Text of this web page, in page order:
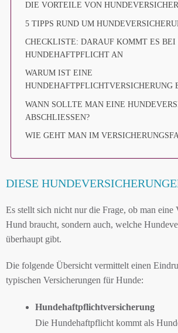
DIE VORTEILE VON
5 TIPPS RUND UM
CHECKLISTE: DARAUF KOMMT ES BEI
HUNDEHAFTPFLICHT AN
WARUM IST EINE
HUNDEHAFTPFLICHTVERSICHERUNG
WANN SOLLTE MAN EINE
ABSCHLIESSEN?
WIE GEHT MAN IM
DIESE
Es stellt sich nicht nur die Frage, ob man eine
Hund braucht, sondern auch, welche
überhaupt gibt.
Die folgende Übersicht vermittelt einen
typischen Versicherungen für Hunde:
Hundehaftpflichtversicherung
Die Hundehaftpflicht kommt als